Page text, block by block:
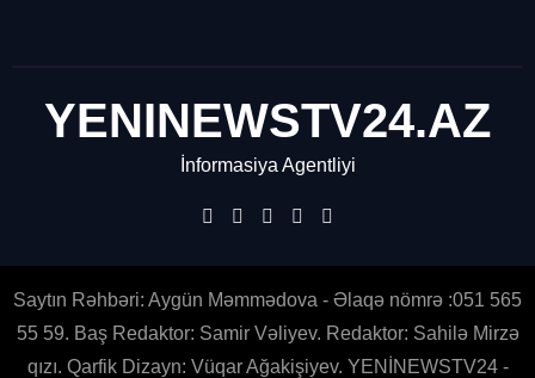
YENINEWSTV24.AZ
İnformasiya Agentliyi
Saytın Rəhbəri: Aygün Məmmədova - Əlaqə nömrə :051 565
55 59. Baş Redaktor: Samir Vəliyev. Redaktor: Sahilə Mirzə
qızı. Qarfik Dizayn: Vüqar Ağakişiyev. YENİNEWSTV24 -